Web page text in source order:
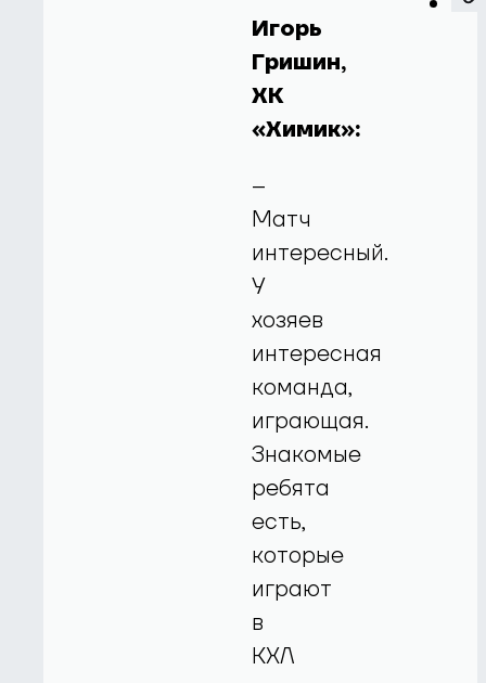
Игорь
Гришин,
ХК
«Химик»:
–
Матч
интересный.
У
хозяев
интересная
команда,
играющая.
Знакомые
ребята
есть,
которые
играют
в
КХЛ